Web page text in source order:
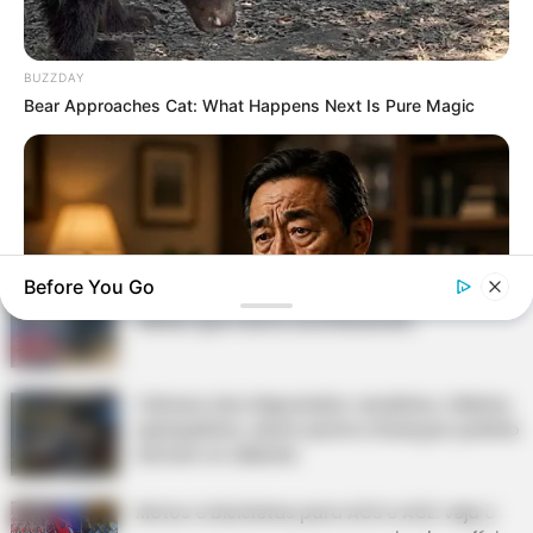
DESTAQUES
FACEBOOK
DESTAQUES DA SEMANA
Agente de Saúde é indiciada por falsificar
visitas que nunca aconteceram.
Motos e bicicletas para ACS e ACE: veja o
BUZZDAY
Bear Approaches Cat: What Happens Next Is Pure Magic
Stop Drinking These 3 Beverages
Before You Go